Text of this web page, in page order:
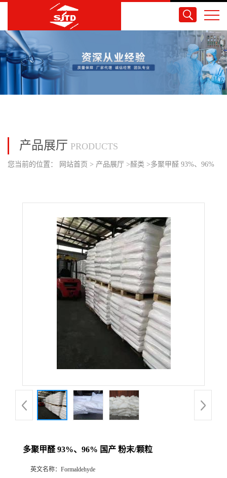
产品展厅 PRODUCTS
您当前的位置： 网站首页 > 产品展厅 >醛类 >多聚甲醛 93%、96%
多聚甲醛 93%、96% 国产 粉末/颗粒
英文名称： Formaldehyde